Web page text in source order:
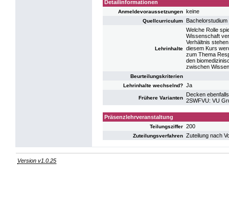
Detailinformationen
Anmeldevoraussetzungen keine
Quellcurriculum
Lehrinhalte
Welche Rolle
Wissenschaft
Verhältnis
diesem Kurs
zum Thema
den
zwischen
Beurteilungskriterien
Lehrinhalte wechselnd? Ja
Frühere Varianten
Decken
2SWFVU: VU
Präsenzlehrveranstaltung
Teilungsziffer 200
Zuteilungsverfahren Zuteilung nach
Version v1.0.25